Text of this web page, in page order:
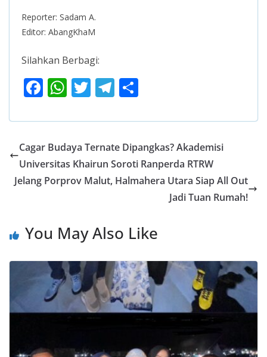
Reporter: Sadam A.
Editor: AbangKhaM
Silahkan Berbagi:
F
e
b
o
o
W
at
s
A
p
T
itt
er
T
e
gr
a
m
ar
e
Cagar Budaya Ternate Dipangkas? Akademisi
Universitas Khairun Soroti Ranperda RTRW
Jelang Porprov Malut, Halmahera Utara Siap All Out
Jadi Tuan Rumah!
You May Also Like